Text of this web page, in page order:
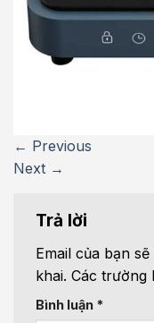
← Previous
Next →
Trả lời
Email của bạn
khai. Các trường
Bình luận *